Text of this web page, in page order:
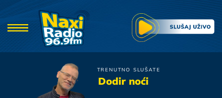
TRENUTNO SLUŠATE
Dodir noćiBijelo Dugme